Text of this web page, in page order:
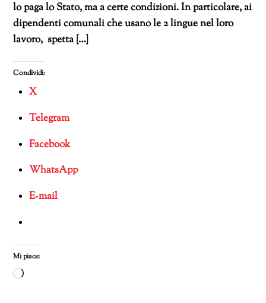
lo paga lo Stato, ma a certe condizioni. In particolare, ai
dipendenti comunali che usano le 2 lingue nel loro
lavoro, spetta […]
Condividi:
X
Telegram
Facebook
WhatsApp
E-mail
Mi piace:
Caricamento